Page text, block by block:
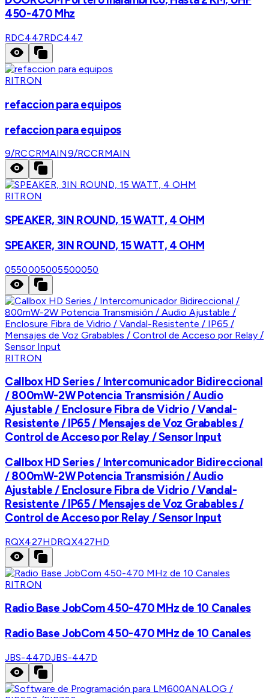
450-470 Mhz
RDC447RDC447
RITRON
refaccion para equipos
refaccion para equipos
9/RCCRMAIN9/RCCRMAIN
RITRON
SPEAKER, 3IN ROUND, 15 WATT, 4 OHM
SPEAKER, 3IN ROUND, 15 WATT, 4 OHM
0550005005500050
RITRON
Callbox HD Series / Intercomunicador Bidireccional
/ 800mW-2W Potencia Transmisión / Audio
Ajustable / Enclosure Fibra de Vidrio / Vandal-
Resistente / IP65 / Mensajes de Voz Grabables /
Control de Acceso por Relay / Sensor Input
Callbox HD Series / Intercomunicador Bidireccional
/ 800mW-2W Potencia Transmisión / Audio
Ajustable / Enclosure Fibra de Vidrio / Vandal-
Resistente / IP65 / Mensajes de Voz Grabables /
Control de Acceso por Relay / Sensor Input
RQX427HDRQX427HD
RITRON
Radio Base JobCom 450-470 MHz de 10 Canales
Radio Base JobCom 450-470 MHz de 10 Canales
JBS-447DJBS-447D